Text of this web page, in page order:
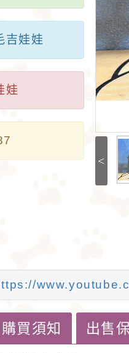
吉娃娃
娃
<
購買須知 出售